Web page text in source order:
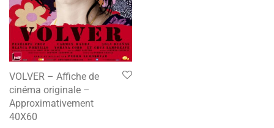
VOLVER – Affiche de
cinéma originale –
Approximativement
40X60